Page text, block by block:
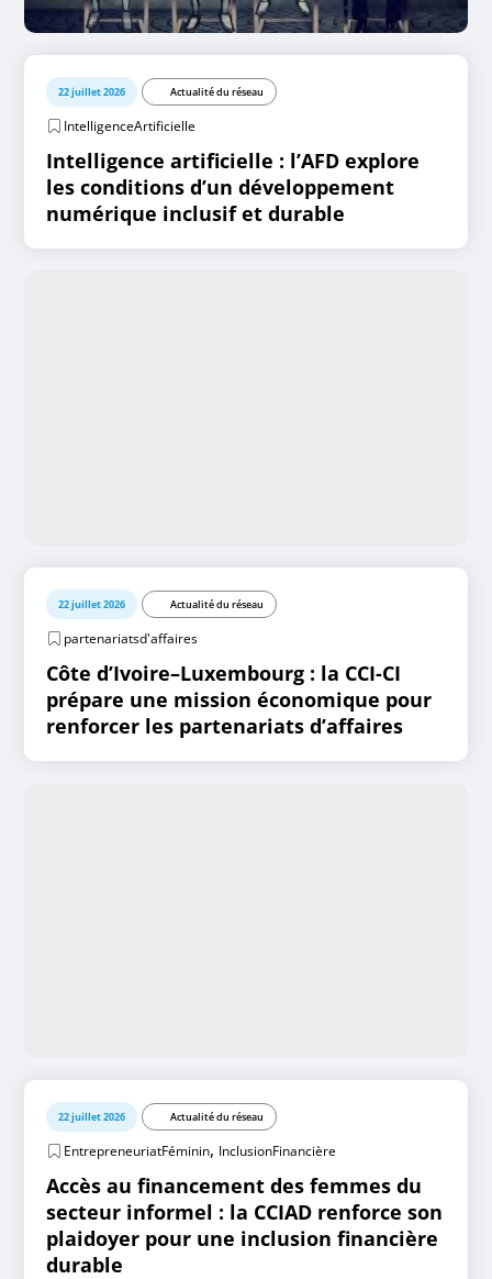
22 juillet 2026 Actualité du réseau
IntelligenceArtificielle
Intelligence artificielle : l’AFD explore
les conditions d’un développement
numérique inclusif et durable
22 juillet 2026 Actualité du réseau
partenariatsd'affaires
Côte d’Ivoire–Luxembourg : la CCI-CI
prépare une mission économique pour
renforcer les partenariats d’affaires
22 juillet 2026 Actualité du réseau
EntrepreneuriatFéminin, InclusionFinancière
Accès au financement des femmes du
secteur informel : la CCIAD renforce son
plaidoyer pour une inclusion financière
durable